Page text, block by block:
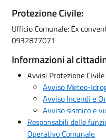
Protezione Civile:
Ufficio Comunale: Ex
0932877071
Informazioni al
Avvisi Protezione
Avviso Meteo-
Avviso Incendi e
Avviso sismico e
Responsabili delle
Operativo Comunale